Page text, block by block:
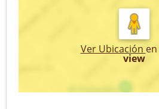
Ver Ubicación en
view